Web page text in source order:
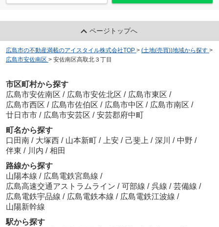
ページトップへ
広島市の不動産満載のアイスタイル株式会社TOP > (土地(売買))地域から探す >
広島市安佐南区 > 安佐南区高取北３丁目
市区町村から探す
広島市安佐南区 / 広島市安佐北区 / 広島市東区 /
広島市西区 / 広島市佐伯区 / 広島市中区 / 広島市南区 /
廿日市市 / 広島市安芸区 / 安芸郡府中町
町名から探す
口田南 / 大塚西 / 山本新町 / 上安 / 己斐上 / 深川 / 中野 /
伴東 / 川内 / 相田
路線から探す
山陽本線 / 広島電鉄宮島線 /
広島高速交通アストラムライン / 可部線 / 呉線 / 芸備線 /
広島電鉄宇品線 / 広島電鉄本線 / 広島電鉄江波線 /
山陽新幹線
駅から探す